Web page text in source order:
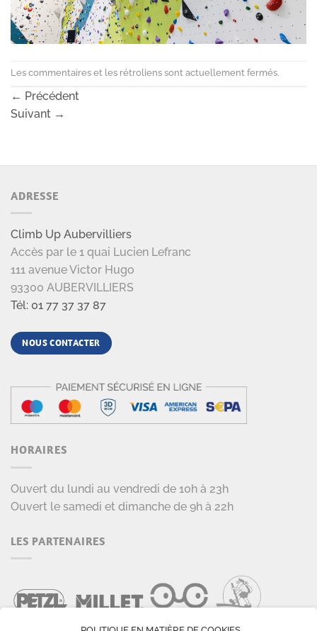
Les commentaires et les rétroliens sont actuellement fermés.
← Précédent
Suivant →
ADRESSE
Climb Up Aubervilliers
Accès par le 1 quai Lucien Lefranc
111 avenue Victor Hugo
93300 AUBERVILLIERS
Tél: 01 77 37 37 87
NOUS CONTACTER
HORAIRES
Ouvert du lundi au vendredi de 10h à 23h
Ouvert le samedi et dimanche de 9h à 22h
LES PARTENAIRES